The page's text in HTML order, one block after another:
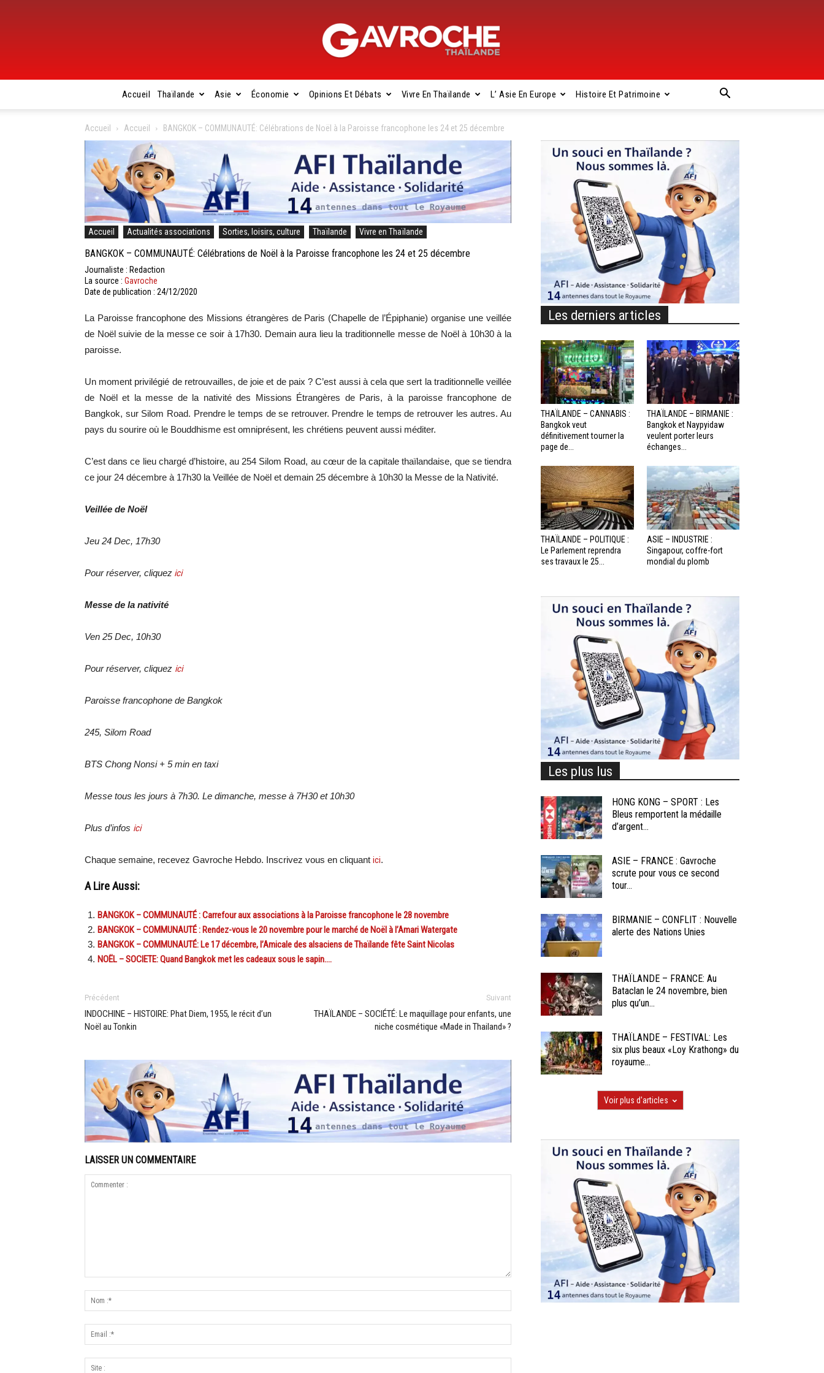
Gavroche
Thaïlande
Accueil Thaïlande Asie Économie Opinions Et Débats Vivre En Thaïlande L’ Asie En Europe Histoire Et Patrimoine
Accueil Accueil BANGKOK – COMMUNAUTÉ: Célébrations de Noël à la Paroisse francophone les 24 et 25 décembre
Accueil Actualités associations Sorties, loisirs, culture Thaïlande Vivre en Thaïlande
BANGKOK – COMMUNAUTÉ: Célébrations de Noël à la Paroisse francophone les 24 et 25 décembre
Journaliste : Redaction
La source : Gavroche
Date de publication : 24/12/2020
La Paroisse francophone des Missions étrangères de Paris (Chapelle de l’Épiphanie) organise une veillée
de Noël suivie de la messe ce soir à 17h30. Demain aura lieu la traditionnelle messe de Noël à 10h30 à la
paroisse.
Un moment privilégié de retrouvailles, de joie et de paix ? C’est aussi à cela que sert la traditionnelle veillée
de Noël et la messe de la nativité des Missions Étrangères de Paris, à la paroisse francophone de
Bangkok, sur Silom Road. Prendre le temps de se retrouver. Prendre le temps de retrouver les autres. Au
pays du sourire où le Bouddhisme est omniprésent, les chrétiens peuvent aussi méditer.
C’est dans ce lieu chargé d’histoire, au 254 Silom Road, au cœur de la capitale thaïlandaise, que se tiendra
ce jour 24 décembre à 17h30 la Veillée de Noël et demain 25 décembre à 10h30 la Messe de la Nativité.
Veillée de Noël
Jeu 24 Dec, 17h30
Pour réserver, cliquez ici
Messe de la nativité
Ven 25 Dec, 10h30
Pour réserver, cliquez ici
Paroisse francophone de Bangkok
245, Silom Road
BTS Chong Nonsi + 5 min en taxi
Messe tous les jours à 7h30. Le dimanche, messe à 7H30 et 10h30
Plus d’infos ici
Chaque semaine, recevez Gavroche Hebdo. Inscrivez vous en cliquant ici.
A Lire Aussi:
BANGKOK – COMMUNAUTÉ : Carrefour aux associations à la Paroisse francophone le 28 novembre
BANGKOK – COMMUNAUTÉ : Rendez-vous le 20 novembre pour le marché de Noël à l’Amari Watergate
BANGKOK – COMMUNAUTÉ: Le 17 décembre, l’Amicale des alsaciens de Thaïlande fête Saint Nicolas
NOËL – SOCIETE: Quand Bangkok met les cadeaux sous le sapin….
Précédent
INDOCHINE – HISTOIRE: Phat Diem, 1955, le récit d’un
Noël au Tonkin
Suivant
THAÏLANDE – SOCIÉTÉ: Le maquillage pour enfants, une
niche cosmétique «Made in Thailand» ?
LAISSER UN COMMENTAIRE
Les derniers articles
THAÏLANDE – CANNABIS :
Bangkok veut
définitivement tourner la
page de...
THAÏLANDE – BIRMANIE :
Bangkok et Naypyidaw
veulent porter leurs
échanges...
THAÏLANDE – POLITIQUE :
Le Parlement reprendra
ses travaux le 25...
ASIE – INDUSTRIE :
Singapour, coffre-fort
mondial du plomb
Les plus lus
HONG KONG – SPORT : Les
Bleus remportent la médaille
d’argent...
ASIE – FRANCE : Gavroche
scrute pour vous ce second
tour...
BIRMANIE – CONFLIT : Nouvelle
alerte des Nations Unies
THAÏLANDE – FRANCE: Au
Bataclan le 24 novembre, bien
plus qu’un...
THAÏLANDE – FESTIVAL: Les
six plus beaux «Loy Krathong» du
royaume...
Voir plus d'articles